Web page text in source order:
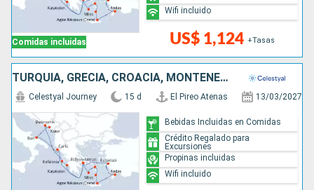
Comidas incluidas US$ 1,124 +Tasas
Wifi incluido
TURQUÍA, GRECIA, CROACIA, MONTENEGRO, ITALIA
Celestyal Journey 15 d El Pireo Atenas 13/03/2027
Bebidas Incluidas en Comidas
Crédito Regalado para
Excursiones
Propinas incluidas
Wifi incluido